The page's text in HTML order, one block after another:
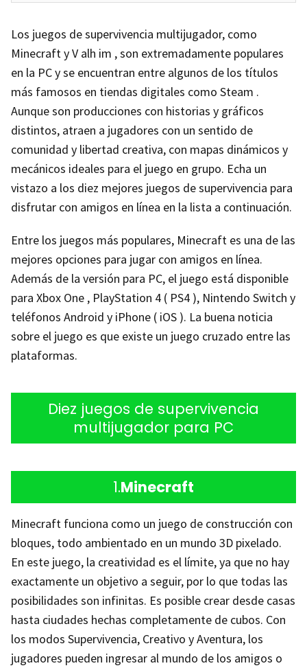
Los juegos de supervivencia multijugador, como
Minecraft y V alh im , son extremadamente populares
en la PC y se encuentran entre algunos de los títulos
más famosos en tiendas digitales como Steam .
Aunque son producciones con historias y gráficos
distintos, atraen a jugadores con un sentido de
comunidad y libertad creativa, con mapas dinámicos y
mecánicos ideales para el juego en grupo. Echa un
vistazo a los diez mejores juegos de supervivencia para
disfrutar con amigos en línea en la lista a continuación.
Entre los juegos más populares, Minecraft es una de las
mejores opciones para jugar con amigos en línea.
Además de la versión para PC, el juego está disponible
para Xbox One , PlayStation 4 ( PS4 ), Nintendo Switch y
teléfonos Android y iPhone ( iOS ). La buena noticia
sobre el juego es que existe un juego cruzado entre las
plataformas.
Diez juegos de supervivencia
multijugador para PC
1.Minecraft
Minecraft funciona como un juego de construcción con
bloques, todo ambientado en un mundo 3D pixelado.
En este juego, la creatividad es el límite, ya que no hay
exactamente un objetivo a seguir, por lo que todas las
posibilidades son infinitas. Es posible crear desde casas
hasta ciudades hechas completamente de cubos. Con
los modos Supervivencia, Creativo y Aventura, los
jugadores pueden ingresar al mundo de los amigos o